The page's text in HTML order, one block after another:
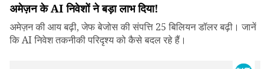
अमेज़न के AI निवेशों ने बड़ा लाभ दिया!
अमेज़न की आय बढ़ी, जेफ बेजोस की संपत्ति 25 बिलियन डॉलर बढ़ी। जानें
कि AI निवेश तकनीकी परिदृश्य को कैसे बदल रहे हैं।